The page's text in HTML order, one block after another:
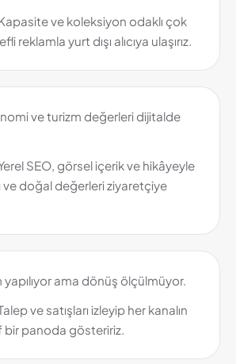
ve koleksiyon odaklı çok
reklamla yurt dışı alıcıya ulaşırız.
ve turizm değerleri dijitalde
SEO, görsel içerik ve hikâyeyle
ve doğal değerleri ziyaretçiye
yapılıyor ama dönüş ölçülmüyor.
ve satışları izleyip her kanalın
bir panoda gösteririz.